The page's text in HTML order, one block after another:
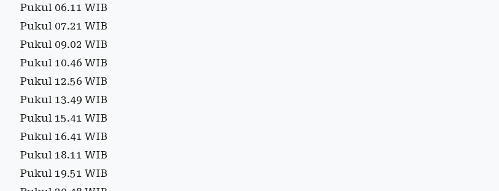
Pukul 06.11 WIB
Pukul 07.21 WIB
Pukul 09.02 WIB
Pukul 10.46 WIB
Pukul 12.56 WIB
Pukul 13.49 WIB
Pukul 15.41 WIB
Pukul 16.41 WIB
Pukul 18.11 WIB
Pukul 19.51 WIB